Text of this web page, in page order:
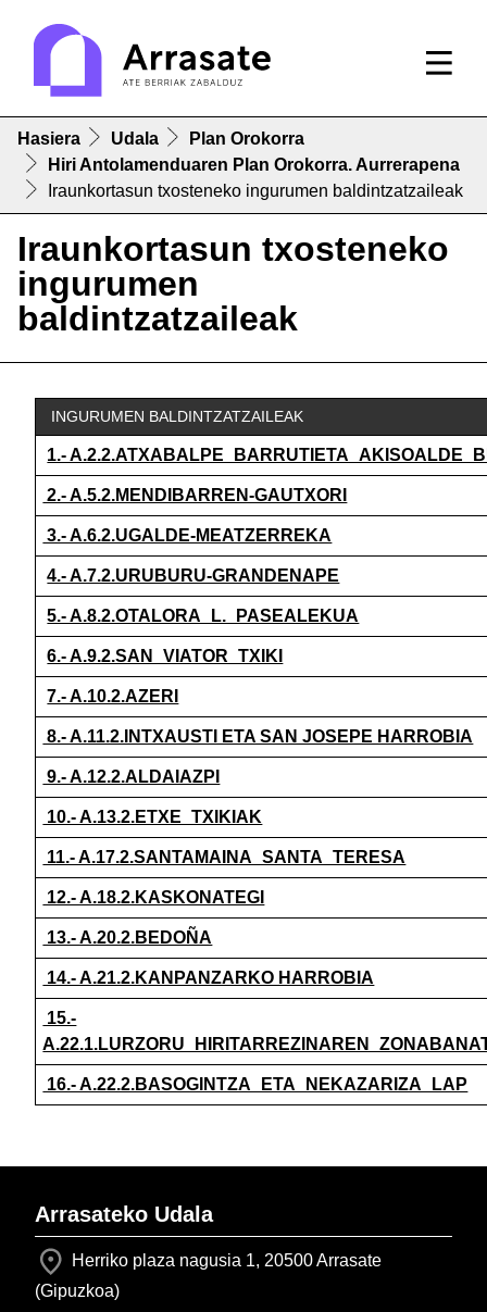
Hasiera Udala
Plan Orokorra
Hiri Antolamenduaren Plan Orokorra. Aurrerapena
Iraunkortasun txosteneko ingurumen baldintzatzaileak
Iraunkortasun txosteneko
ingurumen
baldintzatzaileak
INGURUMEN BALDINTZATZAILEAK
1.-
2.- A.5.2.MENDIBARREN-GAUTXORI
3.- A.6.2.UGALDE-MEATZERREKA
4.- A.7.2.URUBURU-GRANDENAPE
5.- A.8.2.OTALORA_L._PASEALEKUA
6.- A.9.2.SAN_VIATOR_TXIKI
7.- A.10.2.AZERI
8.- A.11.2.INTXAUSTI ETA SAN JOSEPE HARROBIA
9.- A.12.2.ALDAIAZPI
10.- A.13.2.ETXE_TXIKIAK
11.- A.17.2.SANTAMAINA_SANTA_TERESA
12.- A.18.2.KASKONATEGI
13.- A.20.2.BEDOÑA
14.- A.21.2.KANPANZARKO HARROBIA
15.-
16.- A.22.2.BASOGINTZA_ETA_NEKAZARIZA_LAP
Arrasateko Udala
Herriko plaza nagusia 1, 20500 Arrasate
(Gipuzkoa)